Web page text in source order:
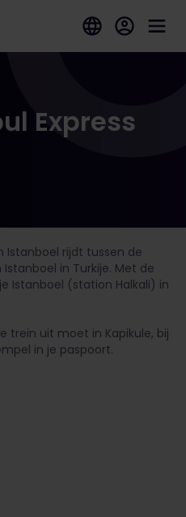
Express
Istanboel rijdt tussen de
in Turkije. Met de
Istanboel (station Halkali) in
trein uit moet in Kapikule, bij
in je paspoort.